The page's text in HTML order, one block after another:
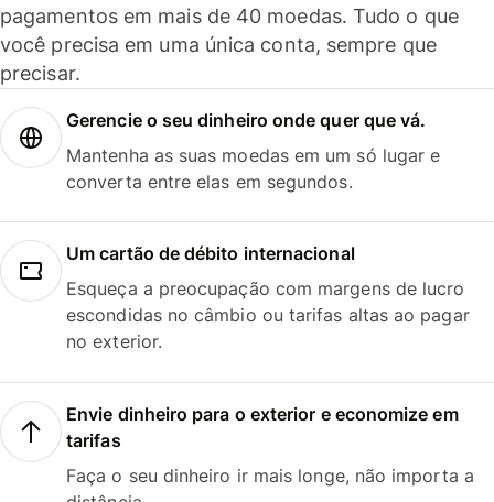
pagamentos em mais de 40 moedas. Tudo o que
você precisa em uma única conta, sempre que
precisar.
Gerencie o seu dinheiro onde quer que vá.
Mantenha as suas moedas em um só lugar e
converta entre elas em segundos.
Um cartão de débito internacional
Esqueça a preocupação com margens de lucro
escondidas no câmbio ou tarifas altas ao pagar
no exterior.
Envie dinheiro para o exterior e economize em
tarifas
Faça o seu dinheiro ir mais longe, não importa a